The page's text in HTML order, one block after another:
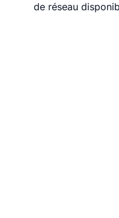
de réseau